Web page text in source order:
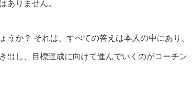
ありません。
か？ それは、すべての答えは本人の中にあり、
出し、目標達成に向けて進んでいくのがコーチン